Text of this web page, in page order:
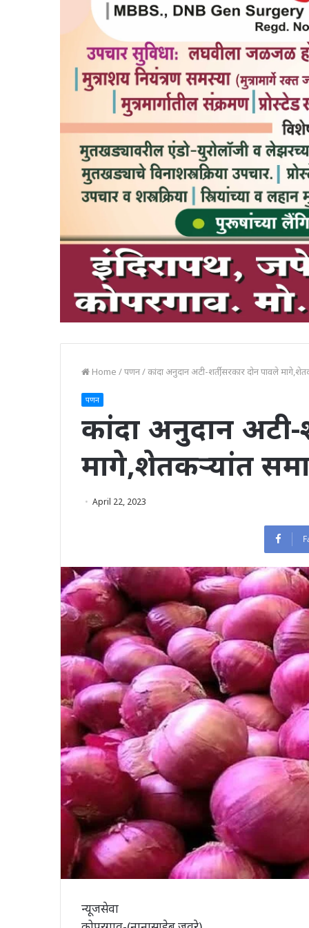
Home /पणन/कांदा अनुदान अटी-शर्ती,सरकार दोन पावले
पणन
कांदा अनुदान अटी-
मागे,शेतकऱ्यांत
April 22, 2023
न्यूजसेवा